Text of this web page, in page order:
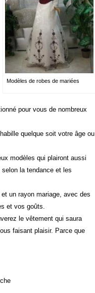
Modèles de robes de mariées
pour vous de nombreux
quelque soit votre âge ou
modèles qui plairont aussi
selon la tendance et les
un rayon mariage, avec des
et vos goûts.
le vêtement qui saura
faisant plaisir. Parce que